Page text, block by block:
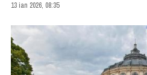
13 ian 2026, 08:35